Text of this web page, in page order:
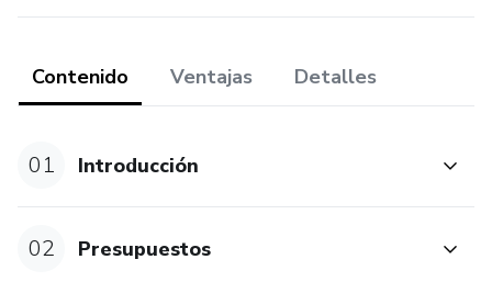
Contenido Ventajas Detalles
01 Introducción
02 Presupuestos